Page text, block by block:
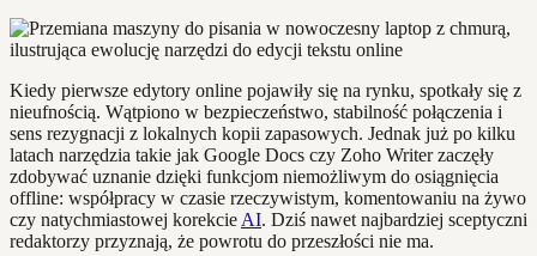
Kiedy pierwsze edytory online pojawiły się na rynku, spotkały się z
nieufnością. Wątpiono w bezpieczeństwo, stabilność połączenia i
sens rezygnacji z lokalnych kopii zapasowych. Jednak już po kilku
latach narzędzia takie jak Google Docs czy Zoho Writer zaczęły
zdobywać uznanie dzięki funkcjom niemożliwym do osiągnięcia
offline: współpracy w czasie rzeczywistym, komentowaniu na żywo
czy natychmiastowej korekcie AI. Dziś nawet najbardziej sceptyczni
redaktorzy przyznają, że powrotu do przeszłości nie ma.